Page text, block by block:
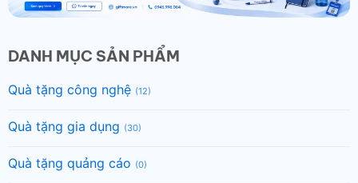
DANH MỤC SẢN PHẨM
Quà tặng công nghệ (12)
Quà tặng gia dụng (30)
Quà tặng quảng cáo (0)